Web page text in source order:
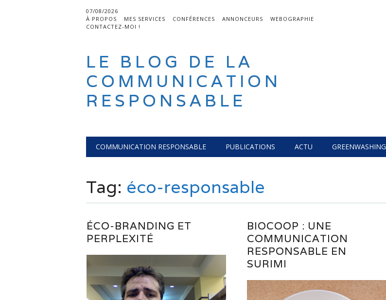
07/08/2026
À PROPOS
MES SERVICES CONFÉRENCES ANNONCEURS
WEBOGRAPHIE
CONTACTEZ-MOI !
LE BLOG DE LA
COMMUNICATION
RESPONSABLE
Main menu
COMMUNICATION RESPONSABLE PUBLICATIONS ACTU GREENWASHING
Tag: éco-responsable
ÉCO-BRANDING ET
PERPLEXITÉ
BIOCOOP : UNE
COMMUNICATION
RESPONSABLE EN
SURIMI